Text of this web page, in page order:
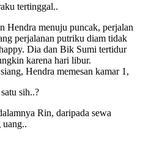
tertinggal..
Hendra menuju puncak, perjalan
perjalanan putriku diam tidak
Dia dan Bik Sumi tertidur
karena hari libur.
Hendra memesan kamar 1,
sih..?
Rin, daripada sewa
uang..